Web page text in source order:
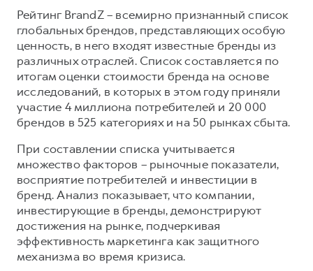
POER
от 3 449 000 ₽
Корпоративным клиентам
Крупным корпоративным клиентам
Система управления автопарком
Сервис для корпоративных клиентов
HAVAL Лизинг
АКСЕССУАРЫ HAVAL
Автомобильные аксессуары
Коллекция CITY
Коллекция Базовая
Коллекция Детская
Программа «HAVAL Защита+»
Руководства по эксплуатации
Подписки
АКСЕССУАРЫ HAVAL
Автомобильные аксессуары
Коллекция CITY
Коллекция Базовая
Коллекция Детская
Рейтинг BrandZ – всемирно признанный список
глобальных брендов, представляющих особую
ценность, в него входят известные бренды из
различных отраслей. Список составляется по
итогам оценки стоимости бренда на основе
исследований, в которых в этом году приняли
участие 4 миллиона потребителей и 20 000
брендов в 525 категориях и на 50 рынках сбыта.
При составлении списка учитывается
множество факторов – рыночные показатели,
восприятие потребителей и инвестиции в
бренд. Анализ показывает, что компании,
инвестирующие в бренды, демонстрируют
достижения на рынке, подчеркивая
эффективность маркетинга как защитного
механизма во время кризиса.